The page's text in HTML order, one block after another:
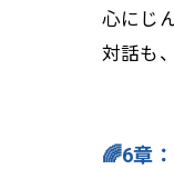
心にじ
対話も
🌈6章